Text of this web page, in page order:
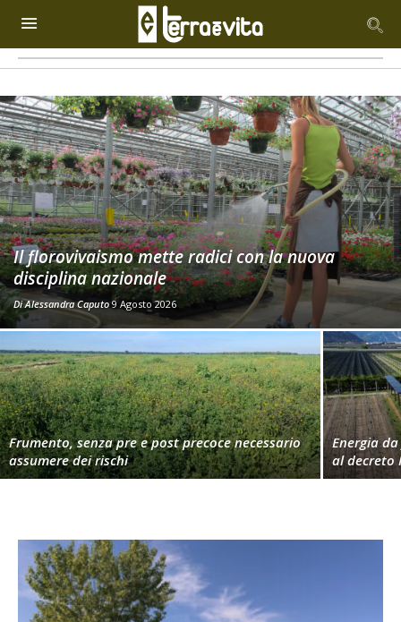
Il florovivaismo mette radici con la nuova
disciplina nazionale
DiAlessandra Caputo 9 Agosto 2026
Frumento, senza pre e post precoce necessario
assumere dei rischi
Energia
al decreto